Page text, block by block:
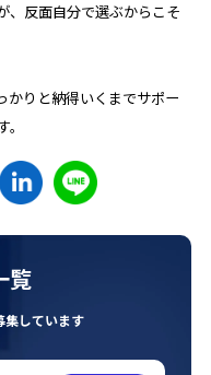
、反面自分で選ぶからこそ
かりと納得いくまでサポー
覧
集しています